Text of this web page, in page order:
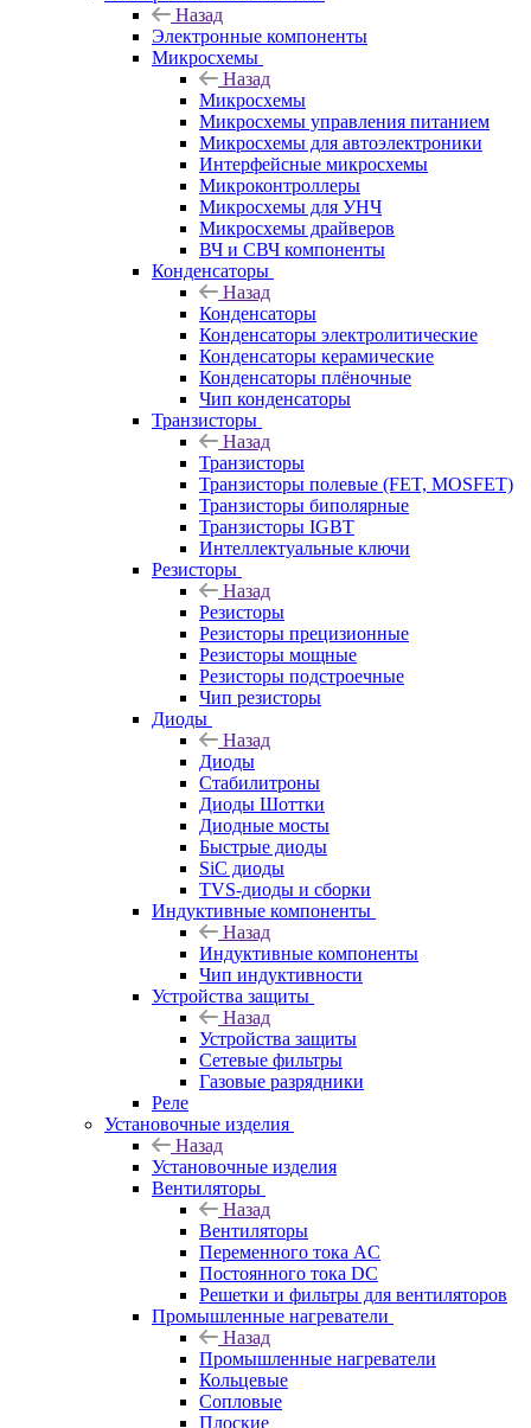
Назад
Электронные компоненты
Микросхемы
Назад
Микросхемы
Микросхемы управления питанием
Микросхемы для автоэлектроники
Интерфейсные микросхемы
Микроконтроллеры
Микросхемы для УНЧ
Микросхемы драйверов
ВЧ и СВЧ компоненты
Конденсаторы
Назад
Конденсаторы
Конденсаторы электролитические
Конденсаторы керамические
Конденсаторы плёночные
Чип конденсаторы
Транзисторы
Назад
Транзисторы
Транзисторы полевые (FET, MOSFET)
Транзисторы биполярные
Транзисторы IGBT
Интеллектуальные ключи
Резисторы
Назад
Резисторы
Резисторы прецизионные
Резисторы мощные
Резисторы подстроечные
Чип резисторы
Диоды
Назад
Диоды
Стабилитроны
Диоды Шоттки
Диодные мосты
Быстрые диоды
SiC диоды
TVS-диоды и сборки
Индуктивные компоненты
Назад
Индуктивные компоненты
Чип индуктивности
Устройства защиты
Назад
Устройства защиты
Сетевые фильтры
Газовые разрядники
Реле
Установочные изделия
Назад
Установочные изделия
Вентиляторы
Назад
Вентиляторы
Переменного тока AC
Постоянного тока DC
Решетки и фильтры для вентиляторов
Промышленные нагреватели
Назад
Промышленные нагреватели
Кольцевые
Сопловые
Плоские